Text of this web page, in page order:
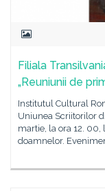
Filiala
„Reuniunii de
Institutul Cultural
Uniunea Scriitorilor
martie, la ora 12. 00,
doamnelor.